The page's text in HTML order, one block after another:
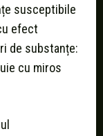
susceptibile
efect
de substanțe:
cu miros